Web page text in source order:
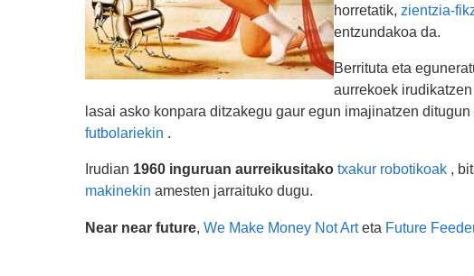
horretatik, zientzia-
entzundakoa da.
Berrituta eta
aurrekoek
lasai asko konpara ditzakegu gaur egun imajinatzen ditugun
futbolariekin .
Irudian 1960 inguruan aurreikusitako txakur robotikoak,
makinekin amesten jarraituko dugu.
Near near future, We Make Money Not Arteta Future